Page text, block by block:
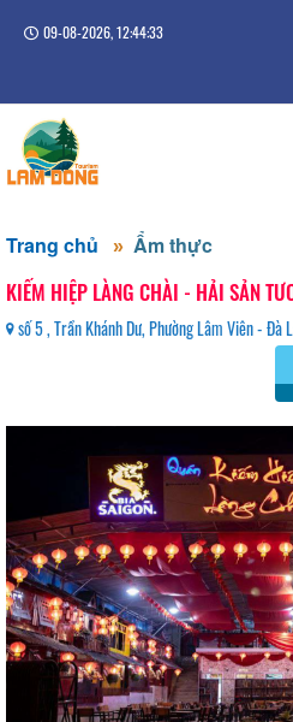
09-08-2026, 12:44:33
Trang chủ Ẩm thực
KIẾM HIỆP LÀNG CHÀI - HẢI SẢN
số 5 , Trần Khánh Dư, Phường Lâm Viên -